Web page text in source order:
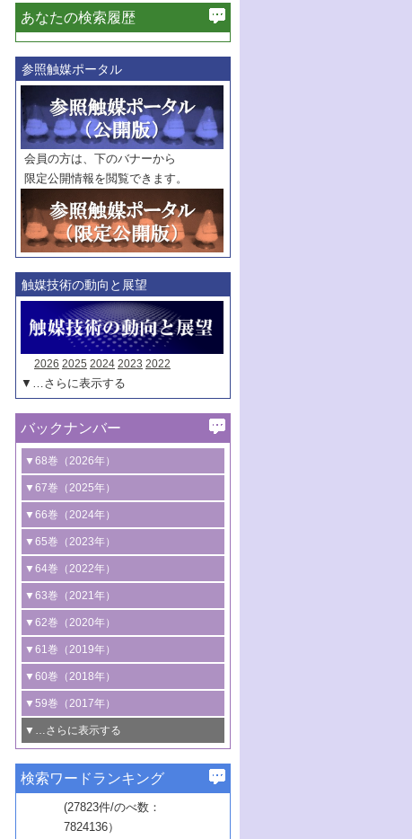
必ず含む
巻・号指定
巻
号
範囲指定
巻
号～
巻
号
触媒年鑑
年度
記事種別
マーク：
マークあり
あなたの検索履歴
参照触媒ポータル
会員の方は、下のバナーから
限定公開情報を閲覧できます。
触媒技術の動向と展望
2026 2025 2024 2023 2022
▼…さらに表示する
バックナンバー
▼68巻（2026年）
1号 過酸化水素合成に関する研究動向
2号 コンピューター技術により加速する
触媒開発
3号 有機分子変換やCO 資源化のための
光触媒に関する最近の研究
B号 第137回触媒討論会（2026年）
▼67巻（2025年）
1号 CO
水素化によるグリーン燃料/グリ
ーンケミカル製造
2号 水素製造のための水分解技術に関す
る最近の研究
3号 オレフィン系樹脂の精密合成に関す
る最新技術
4号 アルコール類の効率的変換を実現す
る非貴金属触媒の研究動向
5号 ゼオライトの合成と応用における研
究動向
6号 ヘテロ接合界面
B号 第135回触媒討論会（2025年）
▼66巻（2024年）
1号 低次元ナノ構造を有する触媒材料
2号 規制反応場を活用した固体触媒研究
の新展開
3号 未踏分子変換を目指した酸化触媒プ
ロセスの最前線
4号 シンクロトロン放射光および中性子
線を利用した触媒解析技術の最先端
5号 単原子触媒
6号 参照触媒委員会からのお知らせ
B号 第133回触媒討論会（2023年）
▼65巻（2023年）
1号 炭素が関わる触媒機能
2号 プラスチックケミカルリサイクルの
ための触媒技術
3号 非酸化物系金属化合物を基盤とした
触媒材料の開発
4号 格子酸素・格子酸素欠陥を利用した
触媒反応
5号 生体触媒によるエネルギー変換反応
6号 窒素とリンの循環のための触媒・機
能性材料
▼64巻（2022年）
1号 合成ガス製造とCOを用いるケミカル
ズ合成の最新動向
2号 化学品合成のための合金触媒開発
3号 CO の排出削減および有効活用のた
めの触媒技術
4号 若手による情報発信企画～とびたて
若き触媒の研究者たち～（1）
若き触媒の研究者たち～（2）
6号 石油のノーブル・ユースを志向した
触媒技術
▼63巻（2021年）
1号 金触媒の新展開
2号 ペロブスカイト
3号 特殊反応場を利用した触媒的分子変
換反応
4号 多孔質材料を用いた触媒の新展開
5号 情報学的手法を用いた触媒開発
6号 カーボンニュートラルに向けた電解
技術
B号 第127回触媒討論会（2021年・オン
ライン開催(Zoom)のみ）
▼62巻（2020年）
1号 触媒設計を拓く欠陥構造のキャラク
タリゼーション
2号 機能化学品製造に資するクリーンな
触媒的酸化反応
3号 水処理のための触媒化学
4号 光触媒を用いた水分解の最新の研究
動向
5号 次世代の触媒プロセスを支えるマイ
▼61巻（2019年）
1号 物質移動制御に着目した触媒プロセ
ス開発
2号 CO2 フリー水素サプライチェーンに
関わる触媒開発動向
3号 精密高分子合成に関する最近の研究
動向
4号 バイオマス化成品製造のための触媒
▼60巻（2018年）
1号 固体酸触媒の最新の研究動向
2号 二酸化炭素からの有用化学品合成
3号 ナノ粒子・クラスター触媒の最前線
4号 60周年記念企画
5号 進化するゼオライト合成技術
6号 非貴金属系触媒における電気化学的
▼59巻（2017年）
1号 いたるところに，触媒
最先端技術
3号 無機分離膜材料の開発と触媒反応プ
ロセスへの適用
▼…さらに表示する
1号 ユニークな構造の高分子を生み出す触
2号 リグニンからの化成品製造に向けた触
▼57巻（2015年）
1号 水素キャリアにかかわる触媒技術の新
▼56巻（2014年）
検索ワードランキング
(27823件/のべ数：
7824136）